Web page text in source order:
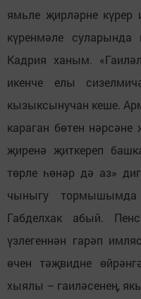
ямьле җирләрне күрер
күренмәле
Кадрия ханым.
икенче елы
кызыксынучан кеше.
караган бөтен
җиренә җиткереп
төрле һөнәр дә аз»
чыныгу
Габделхак абый.
үзлегеннән гарәп
өчен тәҗвидне
хыялы – гаиләсенең,